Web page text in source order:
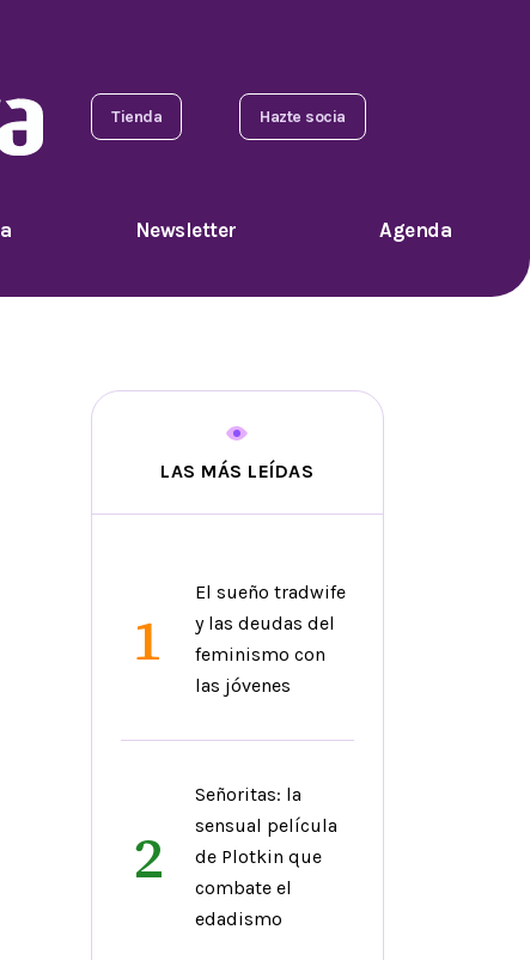
Tienda Hazte socia
Newsletter Agenda
LAS MÁS LEÍDAS
1
El sueño tradwife
y las deudas del
feminismo con
las jóvenes
2
Señoritas: la
sensual película
de Plotkin que
combate el
edadismo